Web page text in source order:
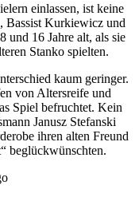
einlassen, ist keine
Bassist Kurkiewicz und
und 16 Jahre alt, als sie
Stanko spielten.
kaum geringer.
von Altersreife und
Spiel befruchtet. Kein
Janusz Stefanski
ihren alten Freund
beglückwünschten.